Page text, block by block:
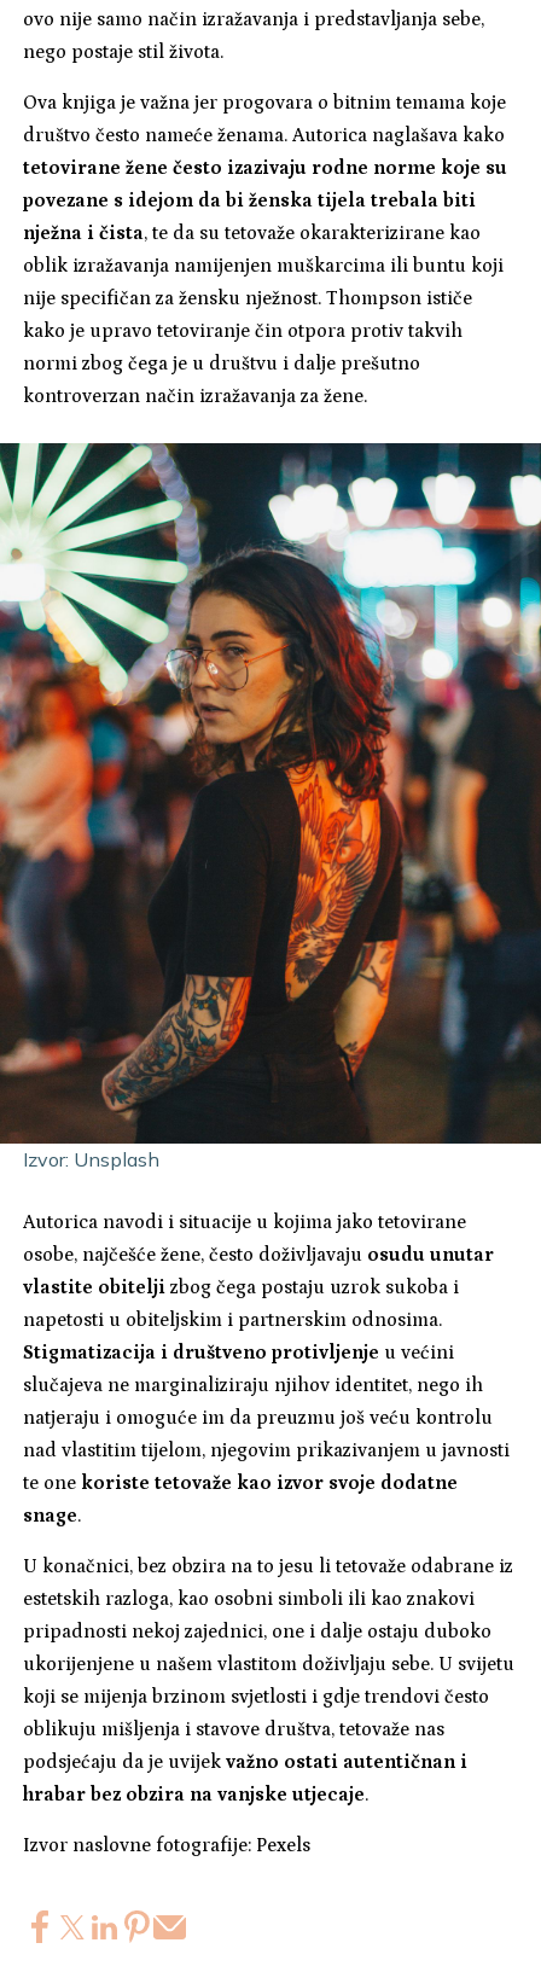
ovo nije samo način izražavanja i predstavljanja sebe,
nego postaje stil života.
Ova knjiga je važna jer progovara o bitnim temama koje
društvo često nameće ženama. Autorica naglašava kako
tetovirane žene često izazivaju rodne norme koje su
povezane s idejom da bi ženska tijela trebala biti
nježna i čista, te da su tetovaže okarakterizirane kao
oblik izražavanja namijenjen muškarcima ili buntu koji
nije specifičan za žensku nježnost. Thompson ističe
kako je upravo tetoviranje čin otpora protiv takvih
normi zbog čega je u društvu i dalje prešutno
kontroverzan način izražavanja za žene.
Izvor: Unsplash
Autorica navodi i situacije u kojima jako tetovirane
osobe, najčešće žene, često doživljavaju osudu unutar
vlastite obitelji zbog čega postaju uzrok sukoba i
napetosti u obiteljskim i partnerskim odnosima.
Stigmatizacija i društveno protivljenje u većini
slučajeva ne marginaliziraju njihov identitet, nego ih
natjeraju i omoguće im da preuzmu još veću kontrolu
nad vlastitim tijelom, njegovim prikazivanjem u javnosti
te one koriste tetovaže kao izvor svoje dodatne
snage.
U konačnici, bez obzira na to jesu li tetovaže odabrane iz
estetskih razloga, kao osobni simboli ili kao znakovi
pripadnosti nekoj zajednici, one i dalje ostaju duboko
ukorijenjene u našem vlastitom doživljaju sebe. U svijetu
koji se mijenja brzinom svjetlosti i gdje trendovi često
oblikuju mišljenja i stavove društva, tetovaže nas
podsjećaju da je uvijekvažno ostati autentičnan i
hrabar bez obzira na vanjske utjecaje.
Izvor naslovne fotografije: Pexels